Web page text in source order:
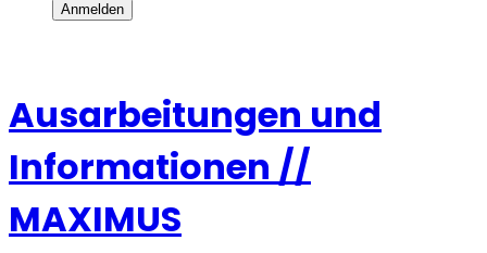
Anmelden
Ausarbeitungen und
Informationen //
MAXIMUS